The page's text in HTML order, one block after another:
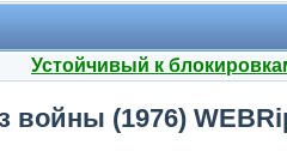
Устойчивый к
войны (1976)